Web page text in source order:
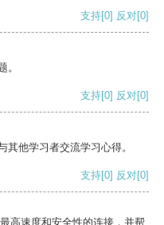
支持[0] 反对[0]
。
支持[0] 反对[0]
他学习者交流学习心得。
支持[0] 反对[0]
高速度和安全性的连接，并帮